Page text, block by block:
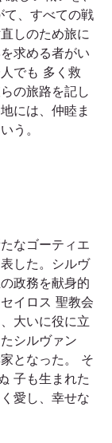
、すべての戦
しのため旅に
求める者がい
でも 多く救
の旅路を記し
には、仲睦ま
う。
なゴーティエ
した。シルヴ
政務を献身的
イロス 聖教会
大いに役に立
シルヴァン
となった。 そ
子も生まれた
愛し、幸せな